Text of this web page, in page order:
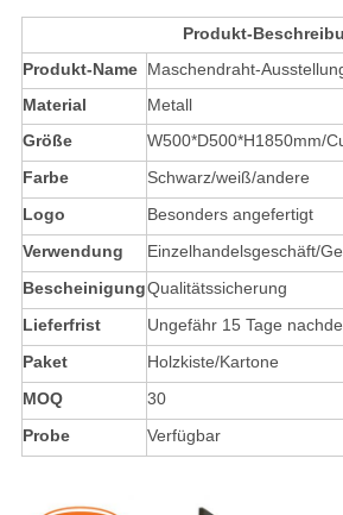
Produkt-
Produkt-Name Maschendraht-
Material
Metall
Größe
W500*D500*H1850mm/
Farbe
Schwarz/weiß/andere
Logo
Besonders angefertigt
Verwendung
Einzelhandelsgeschäft/
BescheinigungQualitätssicherung
Lieferfrist
Ungefähr 15 Tage
Paket
Holzkiste/Kartone
MOQ
30
Probe
Verfügbar